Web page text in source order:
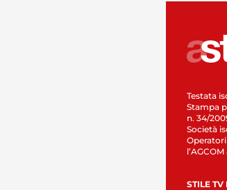
Testata
Stampa
n. 34/
Società
STILE